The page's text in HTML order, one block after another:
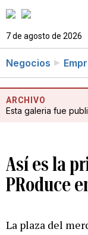
7 de agosto de 2026
Negocios
ARCHIVO
Esta galeria fue
Así es la
PRoduce
La plaza del